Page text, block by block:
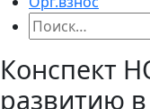
Найти:
Конспект
развитию